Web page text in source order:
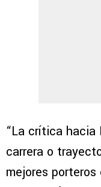
“La crítica hacia
carrera o
mejores